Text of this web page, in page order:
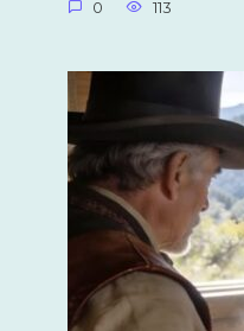
0 113